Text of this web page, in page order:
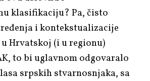
klasifikaciju? Pa, čisto
i kontekstualizacije
Hrvatskoj (i u regionu)
to bi uglavnom odgovaralo
srpskih stvarnosnjaka, sa